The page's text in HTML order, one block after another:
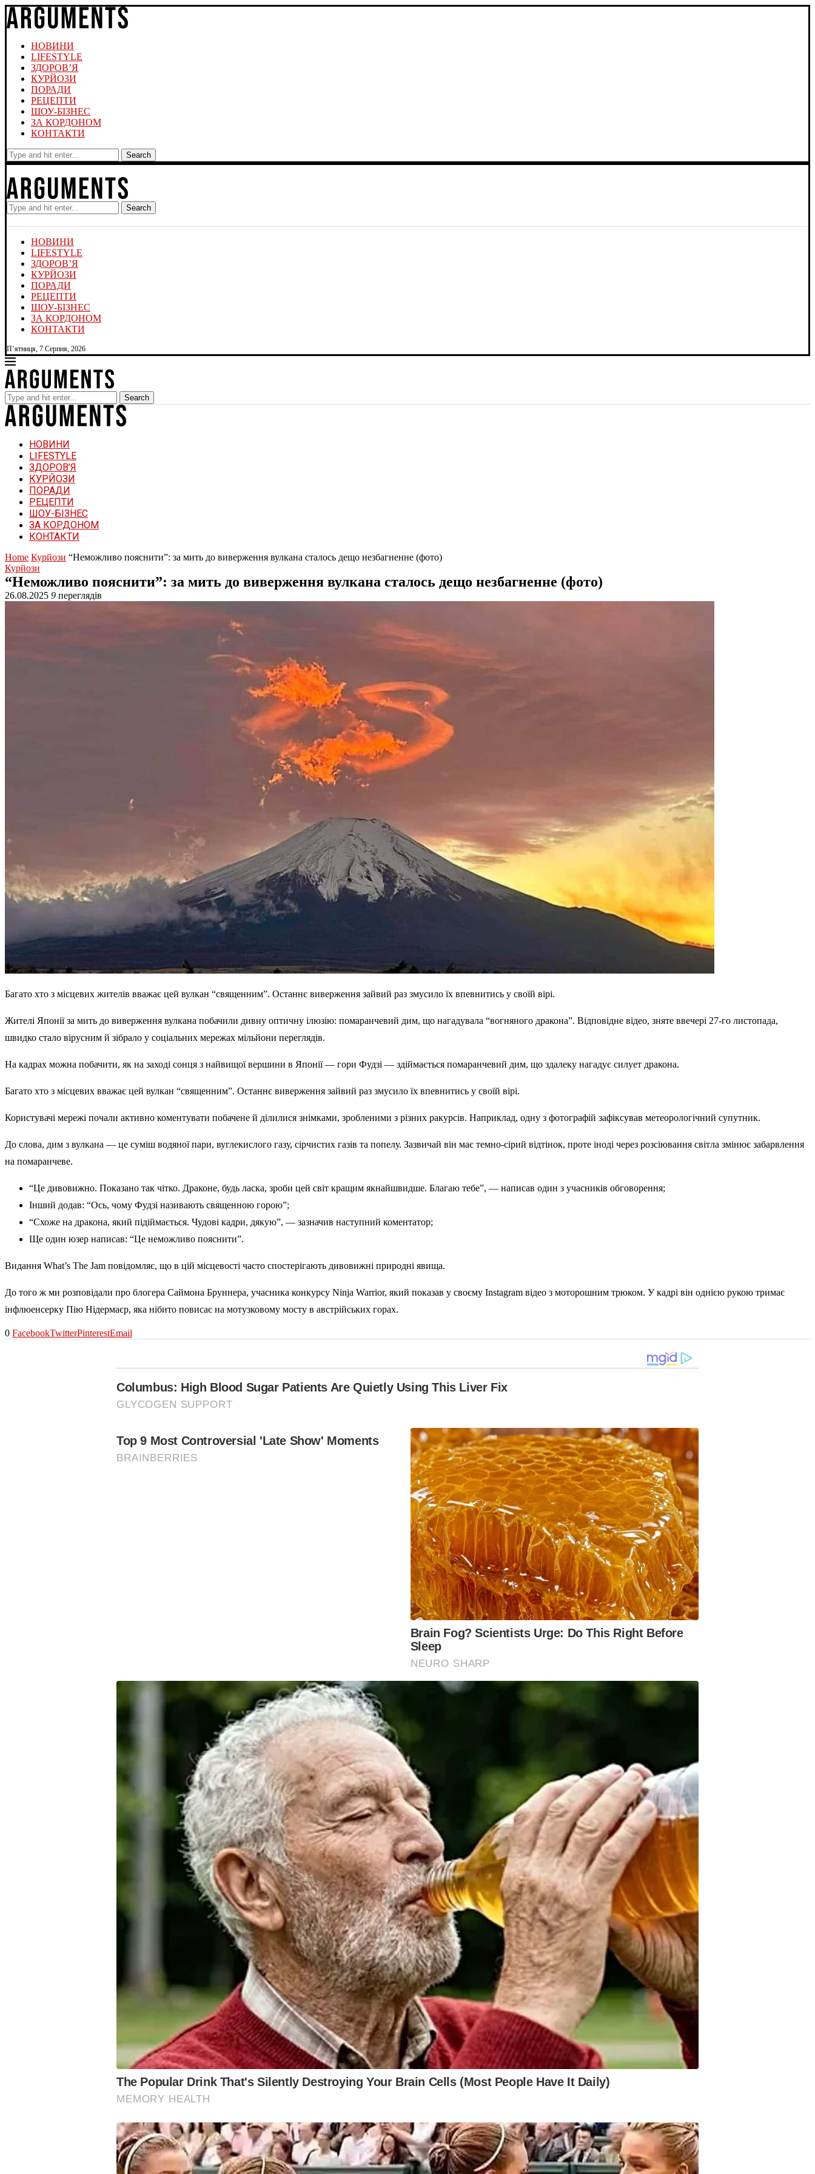
НОВИНИ
LIFESTYLE
ЗДОРОВ’Я
КУРЙОЗИ
ПОРАДИ
РЕЦЕПТИ
ШОУ-БІЗНЕС
ЗА КОРДОНОМ
КОНТАКТИ
Search
Search
НОВИНИ
LIFESTYLE
ЗДОРОВ’Я
КУРЙОЗИ
ПОРАДИ
РЕЦЕПТИ
ШОУ-БІЗНЕС
ЗА КОРДОНОМ
КОНТАКТИ
П’ятниця, 7 Серпня, 2026
Search
НОВИНИ
LIFESTYLE
ЗДОРОВ’Я
КУРЙОЗИ
ПОРАДИ
РЕЦЕПТИ
ШОУ-БІЗНЕС
ЗА КОРДОНОМ
КОНТАКТИ
Home Курйози “Неможливо пояснити”: за мить до виверження вулкана сталось дещо незбагненне (фото)
Курйози
“Неможливо пояснити”: за мить до виверження вулкана сталось дещо незбагненне (фото)
26.08.2025 9 переглядів
Багато хто з місцевих жителів вважає цей вулкан “священним”. Останнє виверження зайвий раз змусило їх впевнитись у своїй вірі.
Жителі Японії за мить до виверження вулкана побачили дивну оптичну ілюзію: помаранчевий дим, що нагадувала “вогняного дракона”. Відповідне відео, зняте ввечері 27-го листопада,
швидко стало вірусним й зібрало у соціальних мережах мільйони переглядів.
На кадрах можна побачити, як на заході сонця з найвищої вершини в Японії — гори Фудзі — здіймається помаранчевий дим, що здалеку нагадує силует дракона.
Багато хто з місцевих вважає цей вулкан “священним”. Останнє виверження зайвий раз змусило їх впевнитись у своїй вірі.
Користувачі мережі почали активно коментувати побачене й ділилися знімками, зробленими з різних ракурсів. Наприклад, одну з фотографій зафіксував метеорологічний супутник.
До слова, дим з вулкана — це суміш водяної пари, вуглекислого газу, сірчистих газів та попелу. Зазвичай він має темно-сірий відтінок, проте іноді через розсіювання світла змінює забарвлення
на помаранчеве.
“Це дивовижно. Показано так чітко. Драконе, будь ласка, зроби цей світ кращим якнайшвидше. Благаю тебе”, — написав один з учасників обговорення;
Інший додав: “Ось, чому Фудзі називають священною горою”;
“Схоже на дракона, який підіймається. Чудові кадри, дякую”, — зазначив наступний коментатор;
Ще один юзер написав: “Це неможливо пояснити”.
Видання What’s The Jam повідомляє, що в цій місцевості часто спостерігають дивовижні природні явища.
До того ж ми розповідали про блогера Саймона Бруннера, учасника конкурсу Ninja Warrior, який показав у своєму Instagram відео з моторошним трюком. У кадрі він однією рукою тримає
інфлюенсерку Пію Нідермаєр, яка нібито повисає на мотузковому мосту в австрійських горах.
0 FacebookTwitterPinterestEmail